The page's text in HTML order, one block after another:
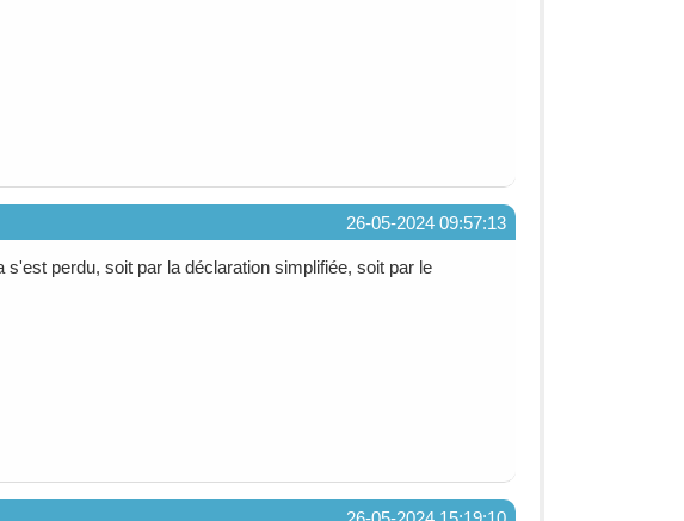
26-05-2024 09:57:13
perdu, soit par la déclaration simplifiée, soit par le